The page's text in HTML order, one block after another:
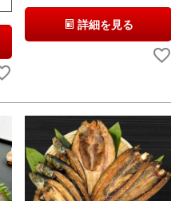
詳細を見る